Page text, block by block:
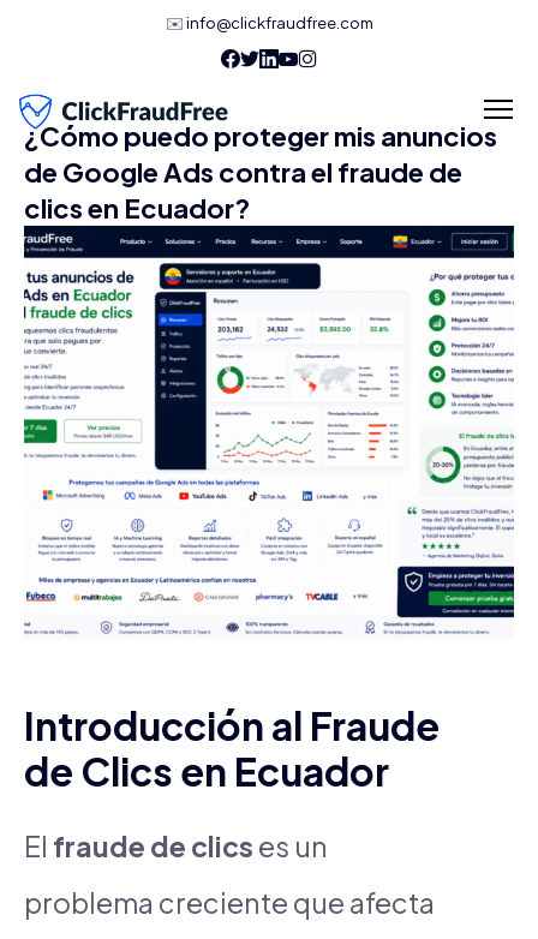
✉️info@clickfraudfree.com
¿Cómo puedo proteger mis anuncios
de Google Ads contra el fraude de
clics en Ecuador?
Introducción al Fraude
de Clics en Ecuador
El fraude de clics es un
problema creciente que afecta